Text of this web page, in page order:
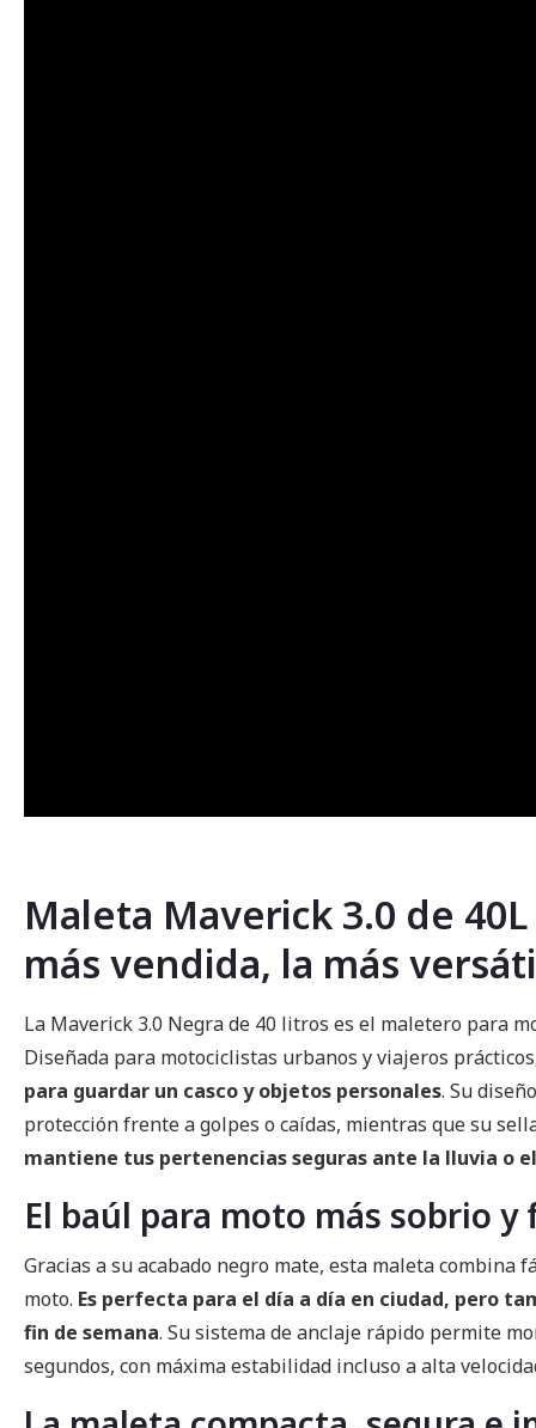
Maleta Maverick 3.0 de
más vendida, la más
La Maverick 3.0 Negra de 40 litros es el maletero para
Diseñada para motociclistas urbanos y viajeros
para guardar un casco y objetos personales. Su
protección frente a golpes o caídas, mientras que su
mantiene tus pertenencias seguras ante la lluvia o
El baúl para moto más sobrio y
Gracias a su acabado negro mate, esta maleta combina
moto. Es perfecta para el día a día en ciudad, pero
fin de semana. Su sistema de anclaje rápido permite
segundos, con máxima estabilidad incluso a alta